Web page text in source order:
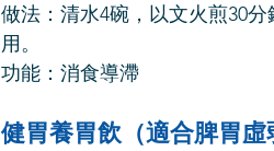
做法：清水4碗，以文火煎30分
用。
功能：消食導滯
健胃養胃飲（適合脾胃虛